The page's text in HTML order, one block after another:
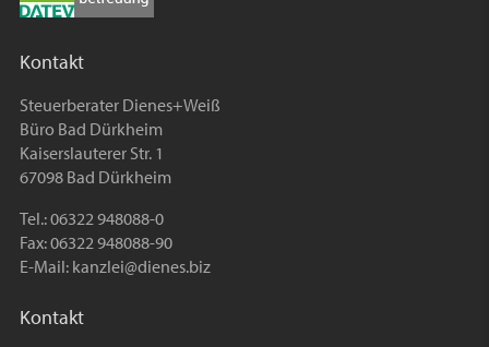
Kontakt
Steuerberater Dienes+Weiß
Büro Bad Dürkheim
Kaiserslauterer Str. 1
67098 Bad Dürkheim
Tel.: 06322 948088-0
Fax: 06322 948088-90
E-Mail: kanzlei@dienes.biz
Kontakt